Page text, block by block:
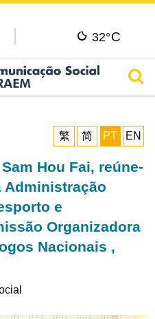
32°C
繁
简 PT EN
Hou Fai, reúne-
Administração
e
Organizadora
Nacionais ,